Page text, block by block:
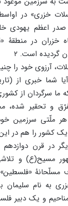
خزری» در
حسدای ابن شپروط۱ صدر
در منطقۀ
گردیده است. ۲
آرزوی خود را
شما خبری از
ما سرگردان از
و تحقیر شده،
ملّتی سرزمین
را هم در این
در قرن دوازدهم
مسیح(ع) و
«فلسطین»
مناحیم و یک دبیر